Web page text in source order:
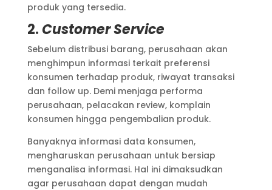
produk yang tersedia.
2.Customer Service
Sebelum distribusi barang, perusahaan akan
menghimpun informasi terkait preferensi
konsumen terhadap produk, riwayat transaksi
dan follow up. Demi menjaga performa
perusahaan, pelacakan review, komplain
konsumen hingga pengembalian produk.
Banyaknya informasi data konsumen,
mengharuskan perusahaan untuk bersiap
menganalisa informasi. Hal ini dimaksudkan
agar perusahaan dapat dengan mudah